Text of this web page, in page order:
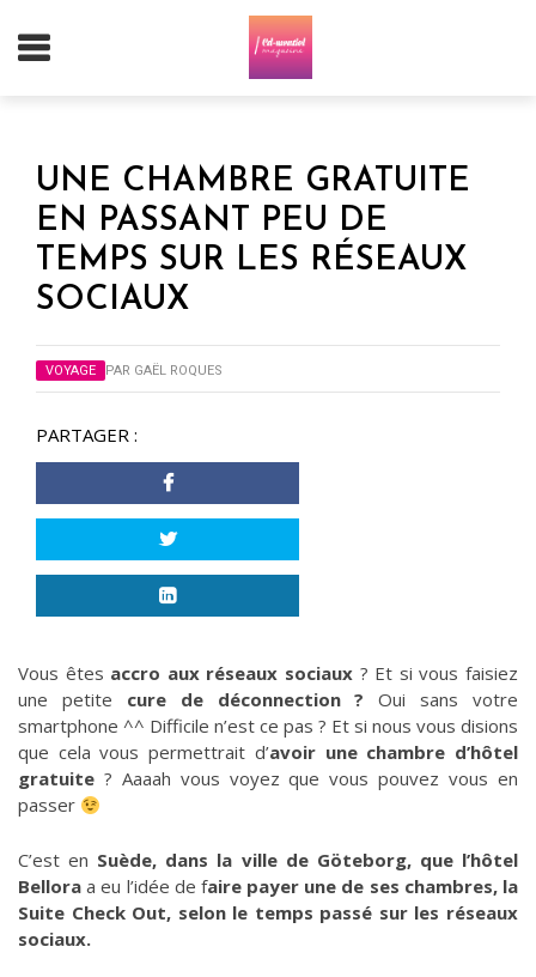
UNE CHAMBRE GRATUITE
EN PASSANT PEU DE
TEMPS SUR LES RÉSEAUX
SOCIAUX
VOYAGE PAR GAËL ROQUES
PARTAGER :
Vous êtes accro aux réseaux sociaux ? Et si vous faisiez
une petite cure de déconnection ? Oui sans votre
smartphone ^^ Difficile n’est ce pas ? Et si nous vous disions
que cela vous permettrait d’avoir une chambre d’hôtel
gratuite ? Aaaah vous voyez que vous pouvez vous en
passer
C’est en Suède, dans la ville de Göteborg, que l’hôtel
Bellora a eu l’idée de faire payer une de ses chambres, la
Suite Check Out, selon le temps passé sur les réseaux
sociaux.